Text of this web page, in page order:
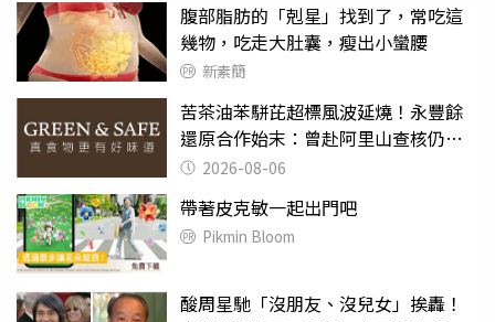
腹部脂肪的「剋星」找到了，常吃這
幾物，吃走大肚囊，瘦出小蠻腰
新素簡
苦茶油苯駢芘超標風波延燒！永豐餘
還原合作始末：曾赴阿里山查核仍遭
騙 2026-08-06
帶著皮克敏一起出門吧
Pikmin Bloom
酸周星馳「沒朋友、沒兒女」挨轟！